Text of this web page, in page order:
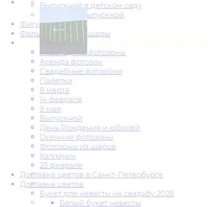
Выпускной в детском саду
Школьный выпускной
Фигуры из шаров
Фольгированные шары
Фотозоны. Аренда фотозон. Изготовление фотозон
Новогодние фотозоны
Аренда фотозон
Свадебные фотозоны
Пайетки
8 марта
14 февраля
9 мая
Выпускной
День Рождения и юбилей
Осенние фотозоны
Фотозоны из шаров
Хэллоуин
23 февраля
Доставка цветов в Санкт-Петербурге
Доставка цветов
Букет для невесты на свадьбу 2026
Белый букет невесты